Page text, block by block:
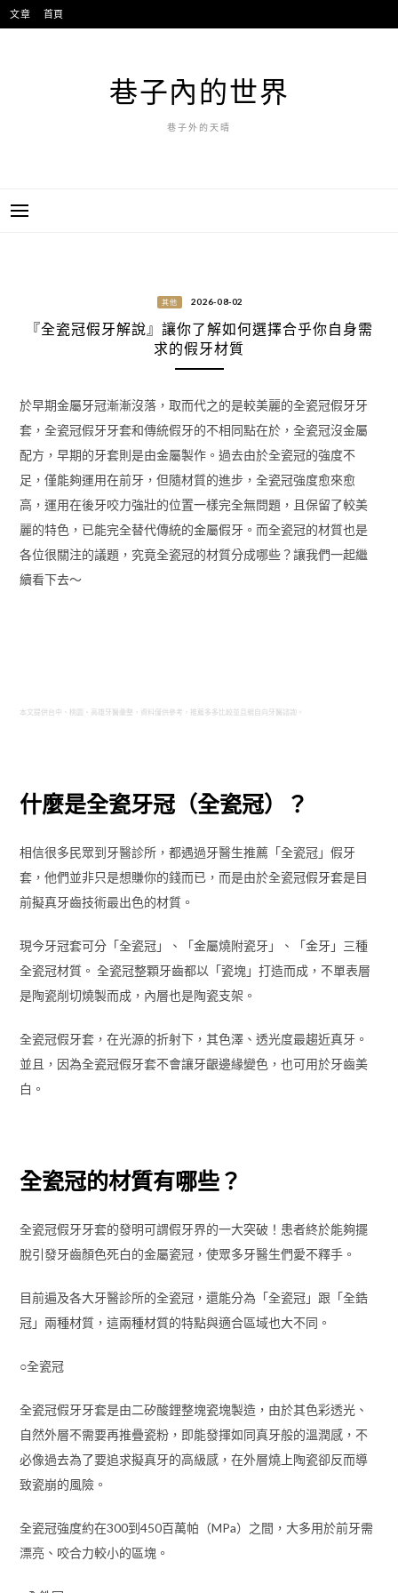
跳
至
文章 首頁
巷子內的世界
巷子外的天晴
其他 2026-08-02
『全瓷冠假牙解說』讓你了解如何選擇合乎你自身需
求的假牙材質
於早期金屬牙冠漸漸沒落，取而代之的是較美麗的全瓷冠假牙牙
套，全瓷冠假牙牙套和傳統假牙的不相同點在於，全瓷冠沒金屬
配方，早期的牙套則是由金屬製作。過去由於全瓷冠的強度不
足，僅能夠運用在前牙，但隨材質的進步，全瓷冠強度愈來愈
高，運用在後牙咬力強壯的位置一樣完全無問題，且保留了較美
麗的特色，已能完全替代傳統的金屬假牙。而全瓷冠的材質也是
各位很關注的議題，究竟全瓷冠的材質分成哪些？讓我們一起繼
續看下去～
本文提供台中、桃園、高雄牙醫彙整，資料僅供參考，推薦多多比較並且親自向牙醫諮詢。
什麼是全瓷牙冠（全瓷冠）？
相信很多民眾到牙醫診所，都遇過牙醫生推薦「全瓷冠」假牙
套，他們並非只是想賺你的錢而已，而是由於全瓷冠假牙套是目
前擬真牙齒技術最出色的材質。
現今牙冠套可分「全瓷冠」、「金屬燒附瓷牙」、「金牙」三種
全瓷冠材質。 全瓷冠整顆牙齒都以「瓷塊」打造而成，不單表層
是陶瓷削切燒製而成，內層也是陶瓷支架。
全瓷冠假牙套，在光源的折射下，其色澤、透光度最趨近真牙。
並且，因為全瓷冠假牙套不會讓牙齦邊緣變色，也可用於牙齒美
白。
全瓷冠的材質有哪些？
全瓷冠假牙牙套的發明可謂假牙界的一大突破！患者終於能夠擺
脫引發牙齒顏色死白的金屬瓷冠，使眾多牙醫生們愛不釋手。
目前遍及各大牙醫診所的全瓷冠，還能分為「全瓷冠」跟「全鋯
冠」兩種材質，這兩種材質的特點與適合區域也大不同。
○全瓷冠
全瓷冠假牙牙套是由二矽酸鋰整塊瓷塊製造，由於其色彩透光、
自然外層不需要再推疊瓷粉，即能發揮如同真牙般的溫潤感，不
必像過去為了要追求擬真牙的高級感，在外層燒上陶瓷卻反而導
致瓷崩的風險。
全瓷冠強度約在300到450百萬帕（MPa）之間，大多用於前牙需
漂亮、咬合力較小的區塊。